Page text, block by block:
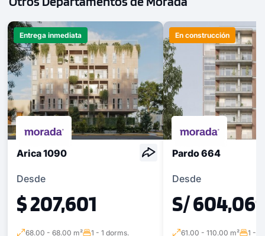
Entrega inmediata
Arica 1090
Desde
$ 207,601
68.00 - 68.00 m² 1 - 1 dorms.
En construcción
Pardo 664
Desde
S/
61.00 - 110.00 m² 1 - 3